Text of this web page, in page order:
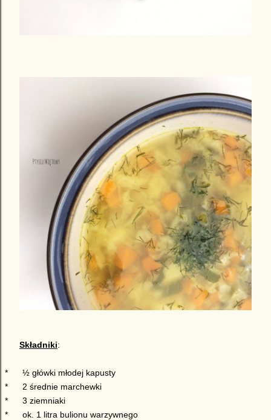
Składniki:
*
½ główki młodej kapusty
*
2 średnie marchewki
*
3 ziemniaki
*
ok. 1 litra bulionu warzywnego